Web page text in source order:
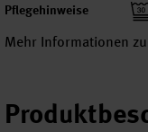
Pflegehinweise
Mehr Informationen